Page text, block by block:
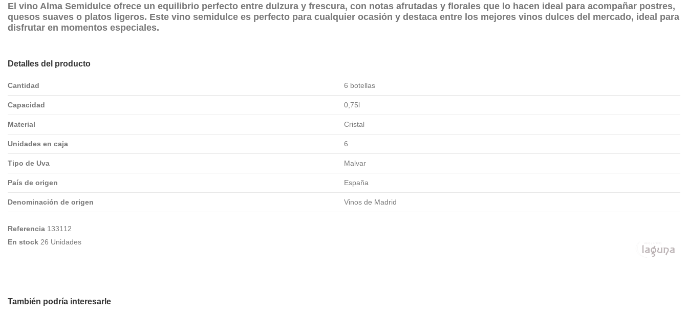
El vino Alma Semidulce ofrece un equilibrio perfecto entre dulzura y frescura, con notas afrutadas y florales que lo hacen ideal para acompañar postres,
quesos suaves o platos ligeros. Este vino semidulce es perfecto para cualquier ocasión y destaca entre los mejores vinos dulces del mercado, ideal para
disfrutar en momentos especiales.
Detalles del producto
Cantidad 6 botellas
Capacidad 0,75l
Material Cristal
Unidades en caja 6
Tipo de Uva Malvar
País de origen España
Denominación de origen Vinos de Madrid
Referencia 133112
En stock 26 Unidades
También podría interesarle